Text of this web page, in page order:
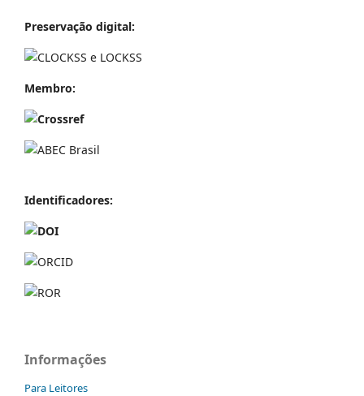
Preservação digital:
Membro:
Identificadores:
Informações
Para Leitores